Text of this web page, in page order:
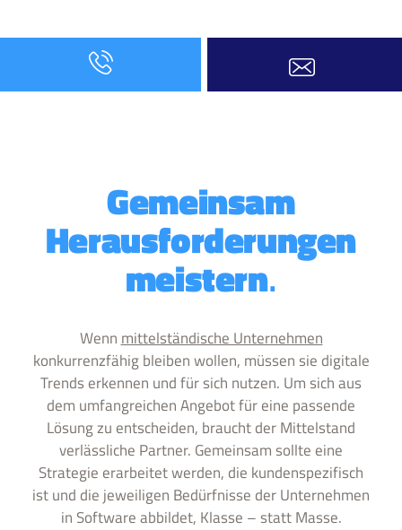
Gemeinsam
Herausforderungen
meistern.
Wenn mittelständische Unternehmen
konkurrenzfähig bleiben wollen, müssen sie digitale
Trends erkennen und für sich nutzen. Um sich aus
dem umfangreichen Angebot für eine passende
Lösung zu entscheiden, braucht der Mittelstand
verlässliche Partner. Gemeinsam sollte eine
Strategie erarbeitet werden, die kundenspezifisch
ist und die jeweiligen Bedürfnisse der Unternehmen
in Software abbildet, Klasse – statt Masse.